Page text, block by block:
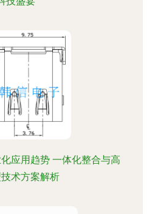
应用趋势 一体化整合与高
术方案解析